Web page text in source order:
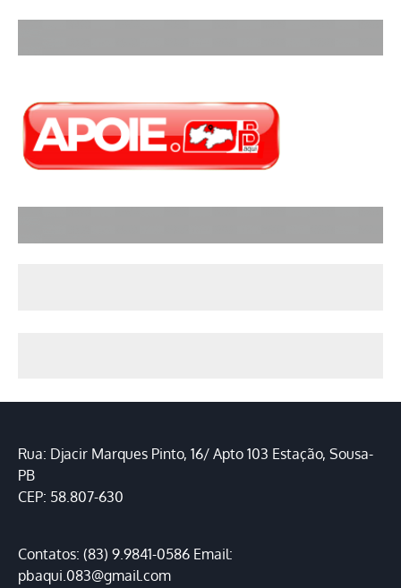
Rua: Djacir Marques Pinto, 16/ Apto 103 Estação, Sousa-
PB
CEP: 58.807-630
Contatos: (83) 9.9841-0586 Email:
pbaqui.083@gmail.com